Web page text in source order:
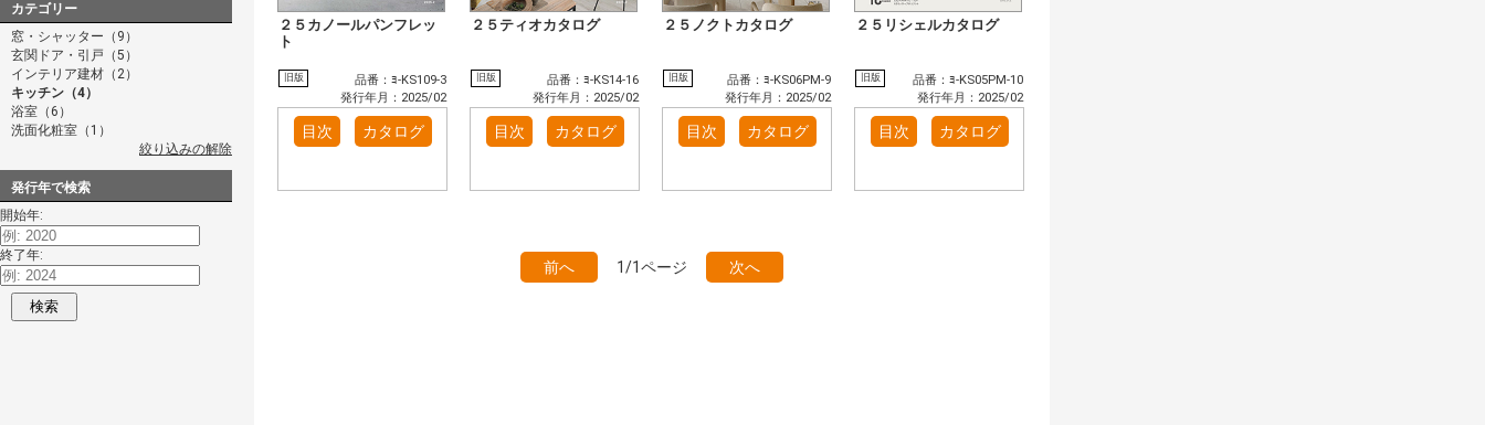
カテゴリー
窓・シャッター（9）
玄関ドア・引戸（5）
インテリア建材（2）
キッチン（4）
浴室（6）
洗面化粧室（1）
絞り込みの解除
発行年で検索
開始年:
終了年:
検索
２５カノールパンフレッ
ト
旧版
品番：ﾖ-KS109-3
発行年月：2025/02
目次 カタログ
２５ティオカタログ
旧版
品番：ﾖ-KS14-16
発行年月：2025/02
目次 カタログ
２５ノクトカタログ
旧版
品番：ﾖ-KS06PM-9
発行年月：2025/02
目次 カタログ
２５リシェルカタログ
旧版
品番：ﾖ-KS05PM-10
発行年月：2025/02
目次 カタログ
前へ 1/1ページ 次へ